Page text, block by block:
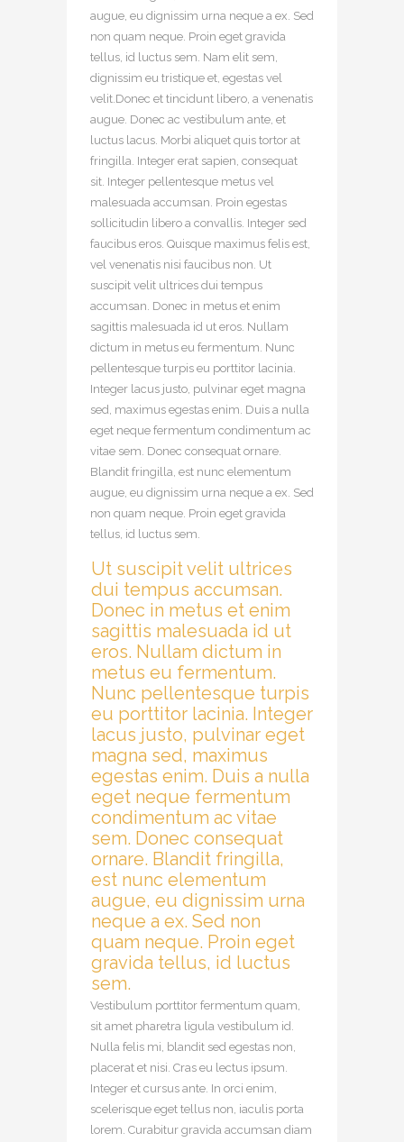
augue, eu dignissim urna neque a ex. Sed
non quam neque. Proin eget gravida
tellus, id luctus sem. Nam elit sem,
dignissim eu tristique et, egestas vel
velit.Donec et tincidunt libero, a venenatis
augue. Donec ac vestibulum ante, et
luctus lacus. Morbi aliquet quis tortor at
fringilla. Integer erat sapien, consequat
sit. Integer pellentesque metus vel
malesuada accumsan. Proin egestas
sollicitudin libero a convallis. Integer sed
faucibus eros. Quisque maximus felis est,
vel venenatis nisi faucibus non. Ut
suscipit velit ultrices dui tempus
accumsan. Donec in metus et enim
sagittis malesuada id ut eros. Nullam
dictum in metus eu fermentum. Nunc
pellentesque turpis eu porttitor lacinia.
Integer lacus justo, pulvinar eget magna
sed, maximus egestas enim. Duis a nulla
eget neque fermentum condimentum ac
vitae sem. Donec consequat ornare.
Blandit fringilla, est nunc elementum
augue, eu dignissim urna neque a ex. Sed
non quam neque. Proin eget gravida
tellus, id luctus sem.
Ut suscipit velit ultrices
dui tempus accumsan.
Donec in metus et enim
sagittis malesuada id ut
eros. Nullam dictum in
metus eu fermentum.
Nunc pellentesque turpis
eu porttitor lacinia. Integer
lacus justo, pulvinar eget
magna sed, maximus
egestas enim. Duis a nulla
eget neque fermentum
condimentum ac vitae
sem. Donec consequat
ornare. Blandit fringilla,
est nunc elementum
augue, eu dignissim urna
neque a ex. Sed non
quam neque. Proin eget
gravida tellus, id luctus
sem.
Vestibulum porttitor fermentum quam,
sit amet pharetra ligula vestibulum id.
Nulla felis mi, blandit sed egestas non,
placerat et nisi. Cras eu lectus ipsum.
Integer et cursus ante. In orci enim,
scelerisque eget tellus non, iaculis porta
lorem. Curabitur gravida accumsan diam